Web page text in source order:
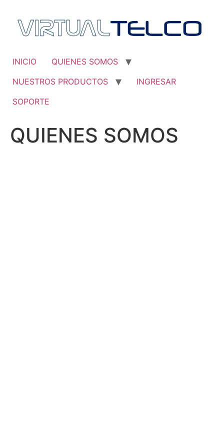
contenido
INICIO
QUIENES SOMOS
NUESTROS PRODUCTOS
INGRESAR
SOPORTE
QUIENES SOMOS